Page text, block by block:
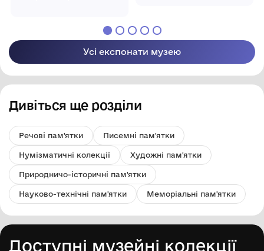
Усі експонати музею
Дивіться ще розділи
Речові пам'ятки Писемні пам'ятки
Нумізматичні колекції Художні пам'ятки
Природничо-історичні пам'ятки
Науково-технічні пам'ятки Меморіальні пам'ятки
Доступні музейні колекції